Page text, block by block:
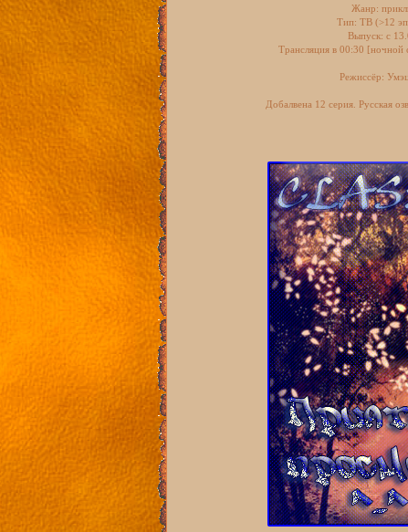
Жанр:
Тип: ТВ (>12
Выпуск: c
Трансляция в 00:30
Режиссёр:
Добалвена 12 серия. Русская